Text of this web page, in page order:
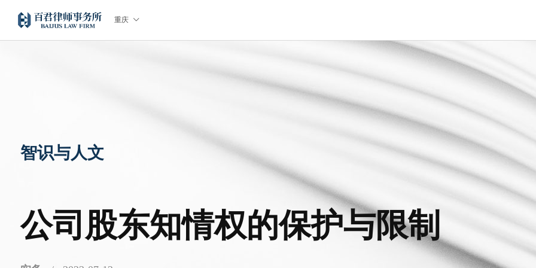
重庆 
智识与人文
公司股东知情权的保护与限制